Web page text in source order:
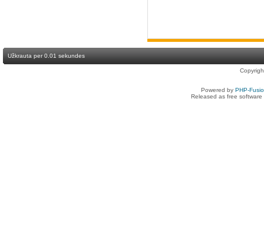
Užkrauta per 0.01 sekundes
Powered by PHP-
Released as free